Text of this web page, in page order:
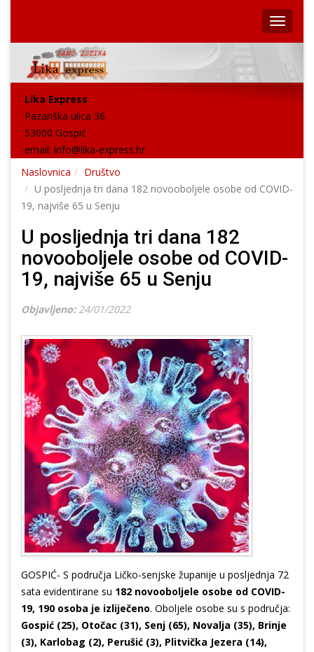
Lika Express
Pazariška ulica 36
53000 Gospić
email: info@lika-express.hr
Naslovnica
Društvo
U posljednja tri dana 182 novooboljele osobe od COVID-
19, najviše 65 u Senju
U posljednja tri dana 182
novooboljele osobe od COVID-
19, najviše 65 u Senju
Objavljeno: 24/01/2022
GOSPIĆ- S područja Ličko-senjske županije u posljednja 72
sata evidentirane su 182 novooboljele osobe od COVID-
19, 190 osoba je izliječeno. Oboljele osobe su s područja:
Gospić (25), Otočac (31), Senj (65), Novalja (35), Brinje
(3), Karlobag (2), Perušić (3), Plitvička Jezera (14),